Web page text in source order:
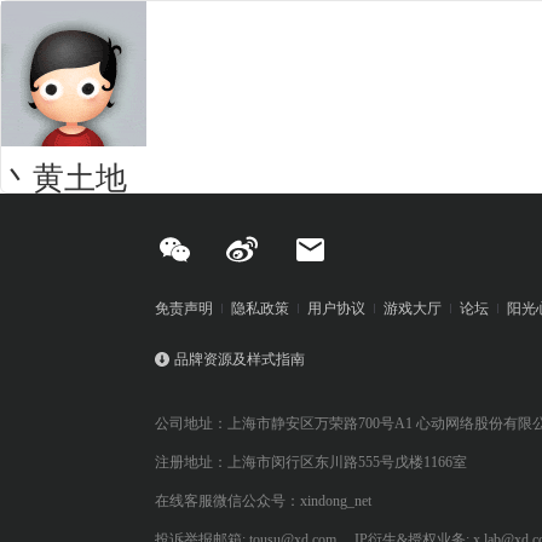
丶黄土地
免责声明 隐私政策 用户协议 游戏大厅 论坛 阳光
品牌资源及样式指南
公司地址：上海市静安区万荣路700号A1 心动网络股份有限
注册地址：上海市闵行区东川路555号戊楼1166室
在线客服微信公众号：xindong_net